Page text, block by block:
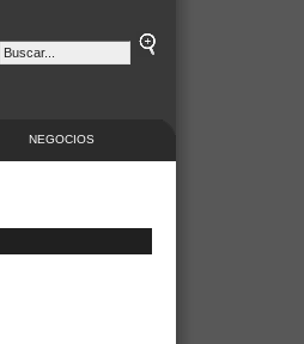
NEGOCIOS